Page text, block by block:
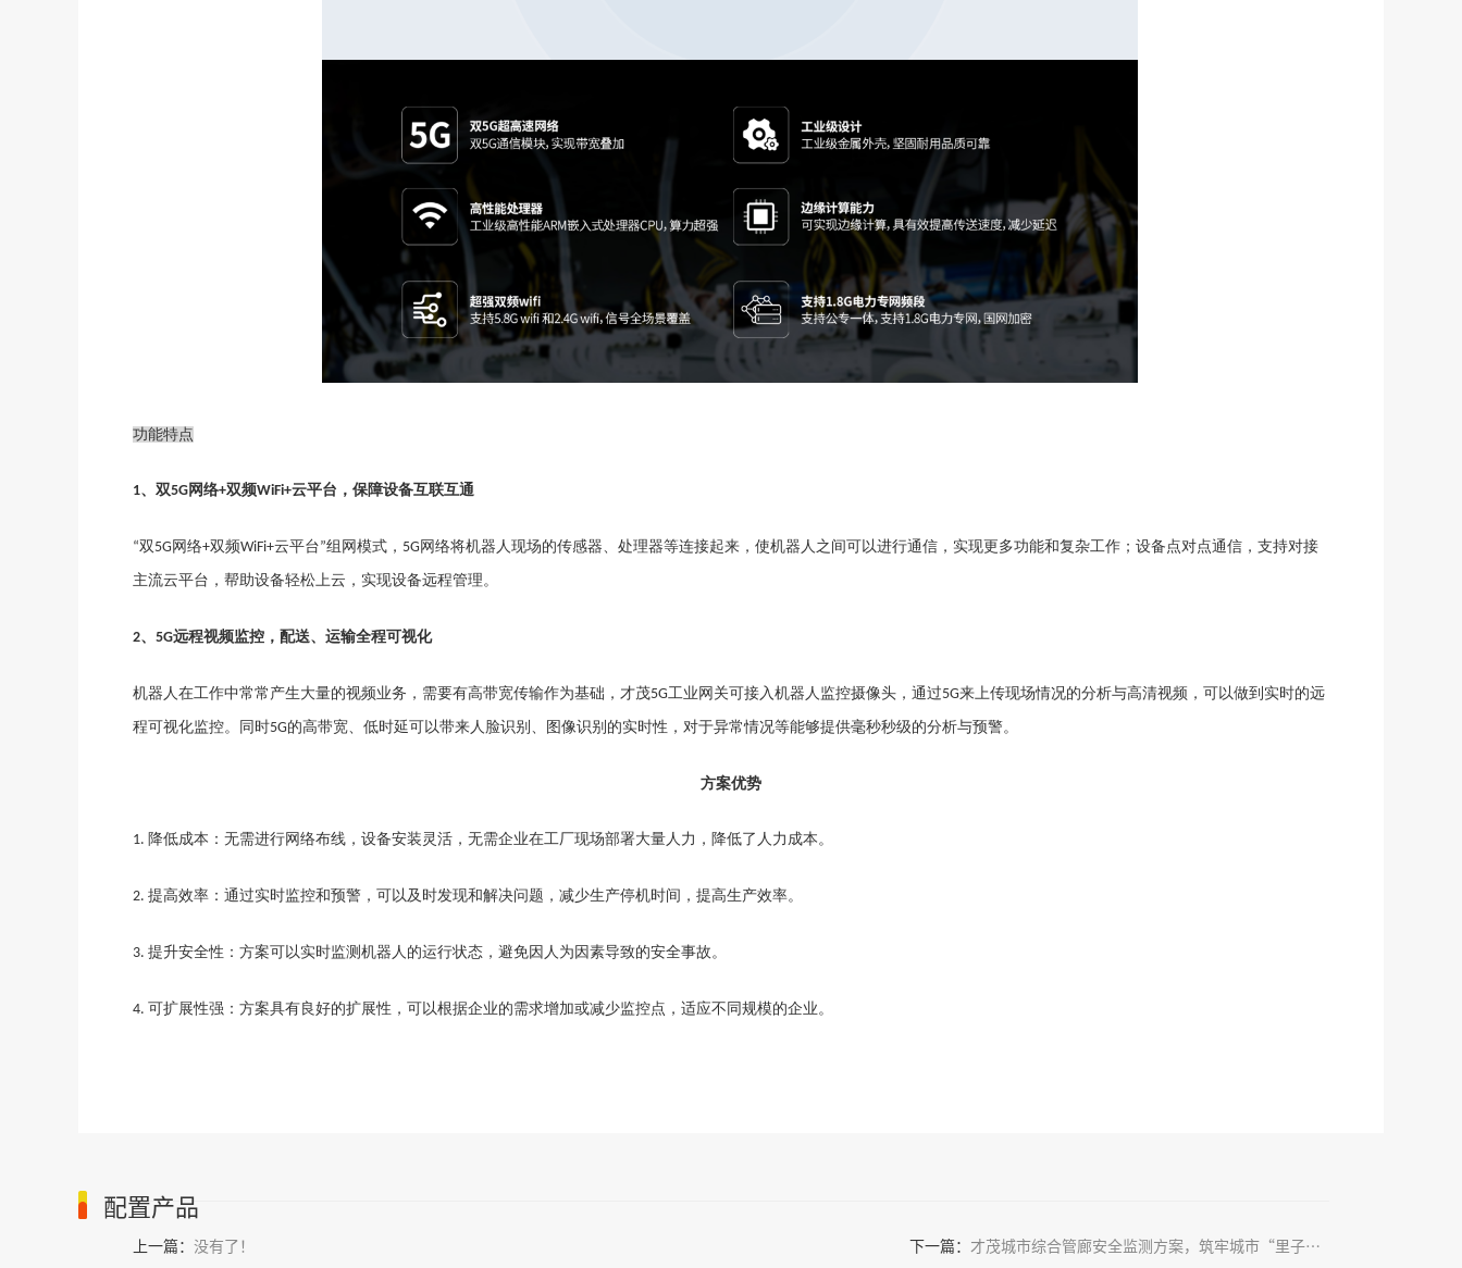
功能特点
1、双5G网络+双频WiFi+云平台，保障设备互联互通
“双 5G 网络+双频WiFi+云平台”组网模式， 5G 网络将机器人现场的传感器、处理器等连接起来，使机器人 之间可以进行通信，实现更多功能和复杂工作；设备点对点通信，支持对接
主流云平台，帮助设备轻松上云， 实现设备远程管理。
2、 5G远程视频监控，配送、运输全程可视化
机器人在工作中常常产生大量的视频业务，需要有高带宽传输作为基础， 才茂5G工业网关可接入机器人 监控摄像头，通过5G来上传现场情况的分析与高清视频，可以做到实时的远
程可视化监控。同时5G的高带宽、低时延可以带来人脸识别、图像识别的实时性，对于异常情况等能够提供毫秒秒级的分析与预警。
方案优势
1. 降低成本 ： 无需进行网络布线，设备安装灵活，无需企业在工厂现场部署大量人力，降低了人力成本。
2. 提高效率：通过实时监控和预警，可以及时发现和解决问题，减少生产停机时间，提高生产效率。
3. 提升安全性： 方案可以实时监测机器人的运行状态，避免因人为因素导致的安全事故。
4. 可扩展性强：方案具有良好的扩展性，可以根据企业的需求增加或减少监控点，适应不同规模的企业。
配置产品
上一篇： 没有了！ 下一篇： 才茂城市综合管廊安全监测方案，筑牢城市“里子”工程